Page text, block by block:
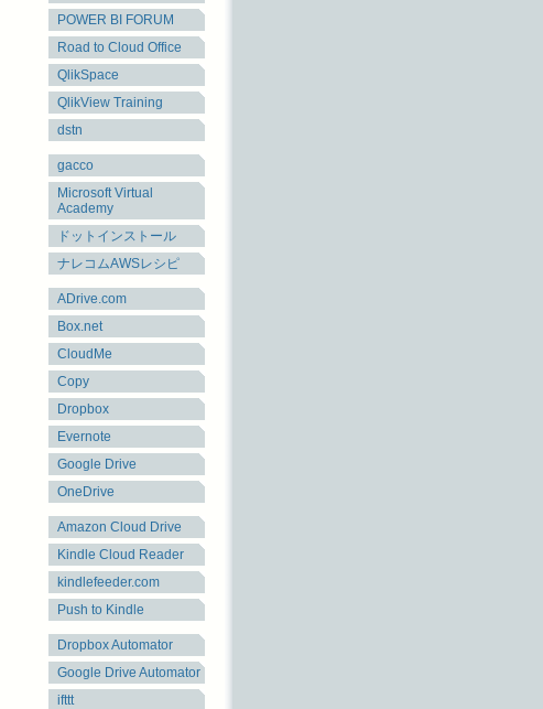
POWER BI FORUM
Road to Cloud Office
QlikSpace
QlikView Training
dstn
gacco
Microsoft Virtual
Academy
ドットインストール
ナレコムAWSレシピ
ADrive.com
Box.net
CloudMe
Copy
Dropbox
Evernote
Google Drive
OneDrive
Amazon Cloud Drive
Kindle Cloud Reader
kindlefeeder.com
Push to Kindle
Dropbox Automator
Google Drive Automator
ifttt